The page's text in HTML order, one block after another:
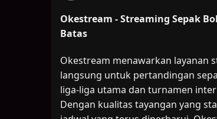
Okestream - Streaming Sepak
Batas
Okestream menawarkan layanan
langsung untuk pertandingan
liga-liga utama dan turnamen
Dengan kualitas tayangan yang